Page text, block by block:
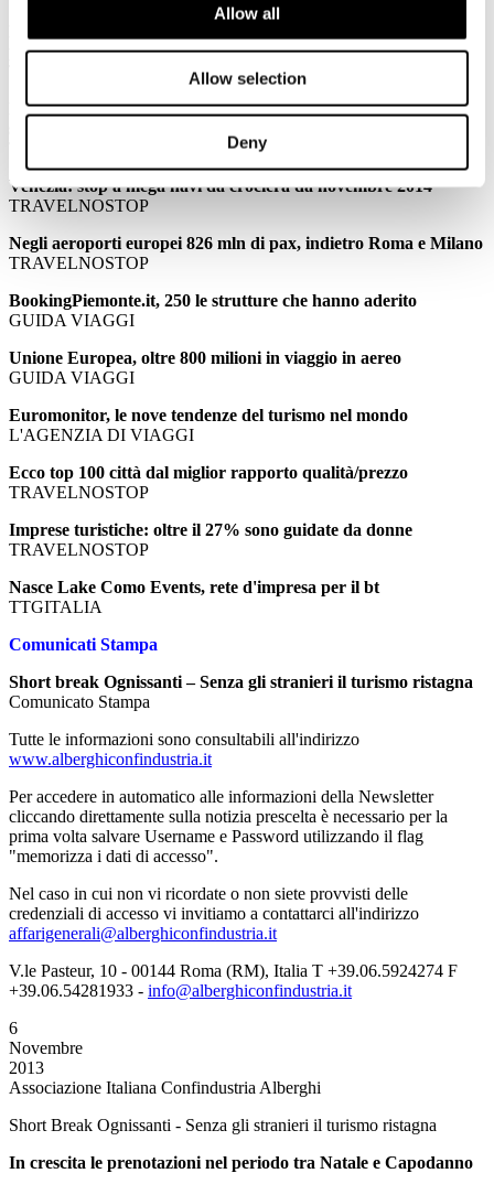
Allow all
Allow selection
Deny
ponte di Ognissanti
PALMUCCI: Ponte Ognissanti, turismo in stallo senza gli
Venezia: stop a mega navi da crociera da novembre 2014
TRAVELNOSTOP
Negli aeroporti europei 826 mln di pax, indietro Roma e Milano
TRAVELNOSTOP
BookingPiemonte.it, 250 le strutture che hanno aderito
GUIDA VIAGGI
Unione Europea, oltre 800 milioni in viaggio in aereo
GUIDA VIAGGI
Euromonitor, le nove tendenze del turismo nel mondo
L'AGENZIA DI VIAGGI
Ecco top 100 città dal miglior rapporto qualità/prezzo
TRAVELNOSTOP
Imprese turistiche: oltre il 27% sono guidate da donne
TRAVELNOSTOP
Nasce Lake Como Events, rete d'impresa per il bt
TTGITALIA
Comunicati Stampa
Short break Ognissanti – Senza gli stranieri il turismo ristagna
Comunicato Stampa
Tutte le informazioni sono consultabili all'indirizzo
www.alberghiconfindustria.it
Per accedere in automatico alle informazioni della Newsletter
cliccando direttamente sulla notizia prescelta è necessario per la
prima volta salvare Username e Password utilizzando il flag
"memorizza i dati di accesso".
Nel caso in cui non vi ricordate o non siete provvisti delle
credenziali di accesso vi invitiamo a contattarci all'indirizzo
affarigenerali@alberghiconfindustria.it
V.le Pasteur, 10 - 00144 Roma (RM), Italia T +39.06.5924274 F
+39.06.54281933 - info@alberghiconfindustria.it
6
Novembre
2013
Associazione Italiana Confindustria Alberghi
Short Break Ognissanti - Senza gli stranieri il turismo ristagna
In crescita le prenotazioni nel periodo tra Natale e Capodanno